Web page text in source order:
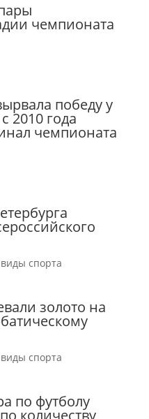
чемпионата
победу у
2010 года
чемпионата
спорта
золото на
спорта
по футболу
количеству